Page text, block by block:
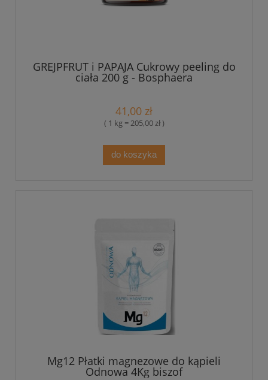
GREJPFRUT i PAPAJA Cukrowy peeling do
ciała 200 g - Bosphaera
41,00 zł
( 1 kg = 205,00 zł )
do koszyka
Mg12 Płatki magnezowe do kąpieli
Odnowa 4Kg biszof